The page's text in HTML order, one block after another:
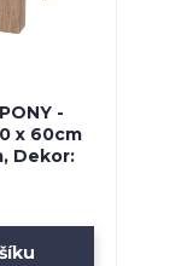
-
x 60cm
Dekor: